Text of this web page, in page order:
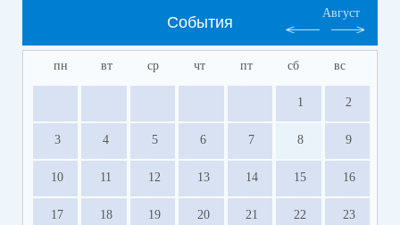
События
Август
пн вт ср чт пт сб вс
1 2
3 4 5 6 7 8 9
10 11 12 13 14 15 16
17 18 19 20 21 22 23